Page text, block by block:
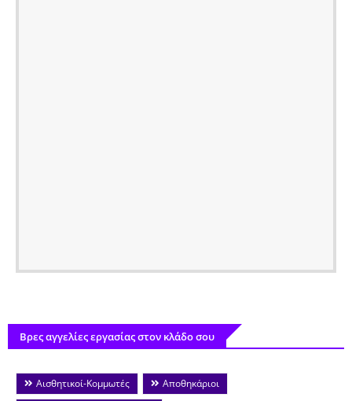
Βρες αγγελίες εργασίας στον κλάδο σου
Αισθητικοί-Κομμωτές
Αποθηκάριοι